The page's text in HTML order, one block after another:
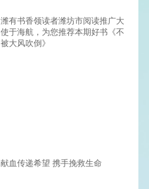
潍有书香领读者潍坊市阅读推广大
使于海航，为您推荐本期好书《不
被大风吹倒》
献血传递希望 携手挽救生命